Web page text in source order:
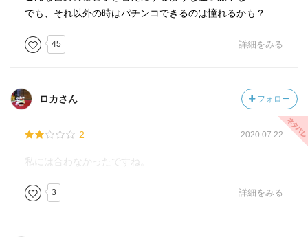
でも、それ以外の時はパチンコできるのは憧れるかも？
45 詳細をみる
ロカさん フォロー
2 2020.07.22
私には合わなかったですね。
3 詳細をみる